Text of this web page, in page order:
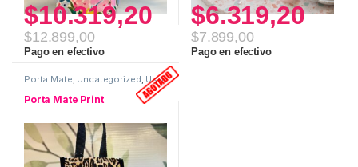
$10.319,20
$12.899,00
Pago en efectivo
$6.319,20
$7.899,00
Pago en efectivo
Porta Mate, Uncategorized, Uso
personal
Porta Mate Print